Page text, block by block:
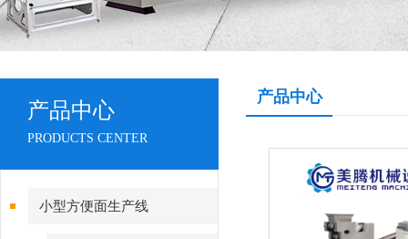
产品中心
PRODUCTS CENTER
小型方便面生产线
产品中心